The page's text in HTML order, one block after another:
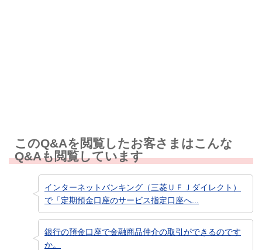
このQ&Aを閲覧したお客さまはこんな
Q&Aも閲覧しています
インターネットバンキング（三菱ＵＦＪダイレクト）
で「定期預金口座のサービス指定口座へ...
銀行の預金口座で金融商品仲介の取引ができるのです
か。